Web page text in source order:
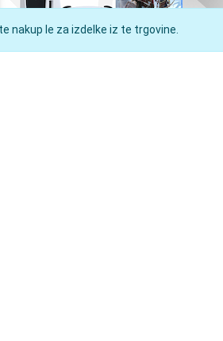
nakup le za izdelke iz te trgovine.